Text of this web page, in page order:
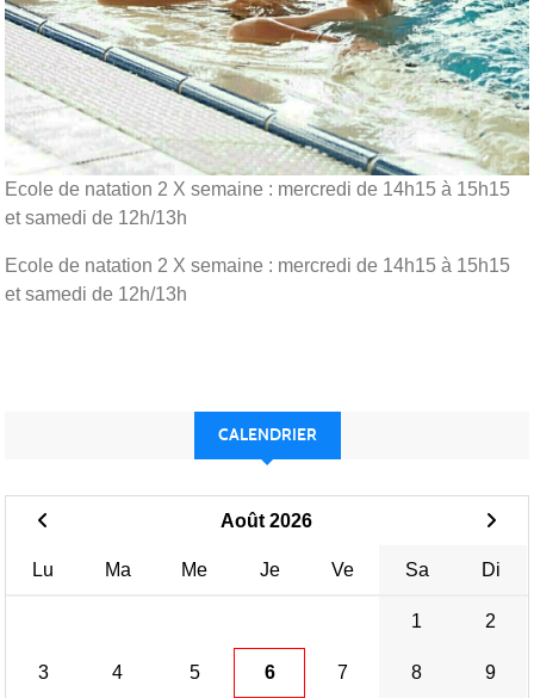
Ecole de natation 2 X semaine : mercredi de 14h15 à 15h15
et samedi de 12h/13h
Ecole de natation 2 X semaine : mercredi de 14h15 à 15h15
et samedi de 12h/13h
CALENDRIER
Août 2026
Lu Ma Me Je Ve Sa Di
1 2
3 4 5 6 7 8 9